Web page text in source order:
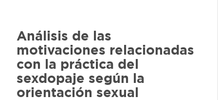
Análisis de las
motivaciones relacionadas
con la práctica del
sexdopaje según la
orientación sexual